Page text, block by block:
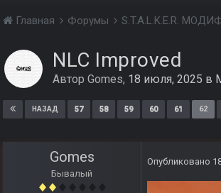
Главная Форумы S.T.A.L.K.E.R.
NLC Improved
Автор Gomes, 18 июля, 2025 в
НАЗАД 57 58 59 60 61 62
Gomes
Бывалый
Опубликовано